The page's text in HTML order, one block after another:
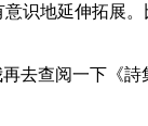
识地延伸拓展
去查阅一下《